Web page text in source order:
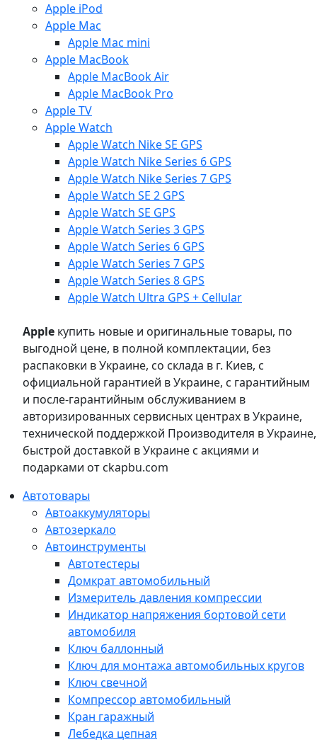
Apple iPod
Apple Mac
Apple Mac mini
Apple MacBook
Apple MacBook Air
Apple MacBook Pro
Apple TV
Apple Watch
Apple Watch Nike SE GPS
Apple Watch Nike Series 6 GPS
Apple Watch Nike Series 7 GPS
Apple Watch SE 2 GPS
Apple Watch SE GPS
Apple Watch Series 3 GPS
Apple Watch Series 6 GPS
Apple Watch Series 7 GPS
Apple Watch Series 8 GPS
Apple Watch Ultra GPS + Cellular
Apple купить новые и оригинальные товары, по
выгодной цене, в полной комплектации, без
распаковки в Украине, со склада в г. Киев, с
официальной гарантией в Украине, с гарантийным
и после-гарантийным обслуживанием в
авторизированных сервисных центрах в Украине,
технической поддержкой Производителя в Украине,
быстрой доставкой в Украине с акциями и
подарками от ckapbu.com
Автотовары
Автоаккумуляторы
Автозеркало
Автоинструменты
Автотестеры
Домкрат автомобильный
Измеритель давления компрессии
Индикатор напряжения бортовой сети
автомобиля
Ключ баллонный
Ключ для монтажа автомобильных кругов
Ключ свечной
Компрессор автомобильный
Кран гаражный
Лебедка цепная